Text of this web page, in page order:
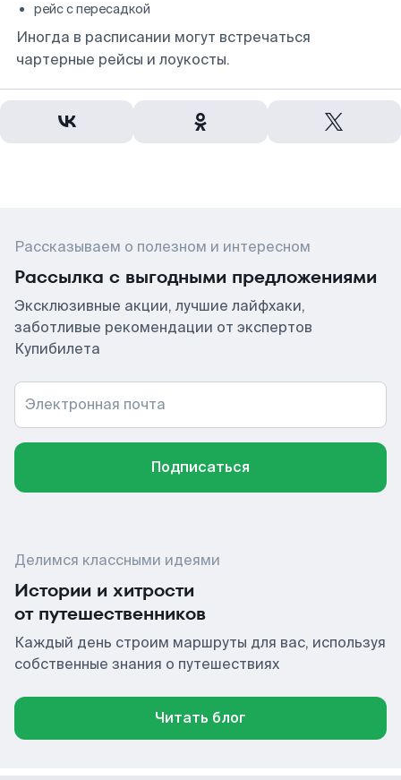
рейс с пересадкой
Иногда в расписании могут встречаться
чартерные рейсы и лоукосты.
Рассказываем о полезном и интересном
Рассылка с выгодными предложениями
Эксклюзивные акции, лучшие лайфхаки,
заботливые рекомендации от экспертов
Купибилета
Электронная почта
Подписаться
Делимся классными идеями
Истории и хитрости
от путешественников
Каждый день строим маршруты для вас, используя
собственные знания о путешествиях
Читать блог